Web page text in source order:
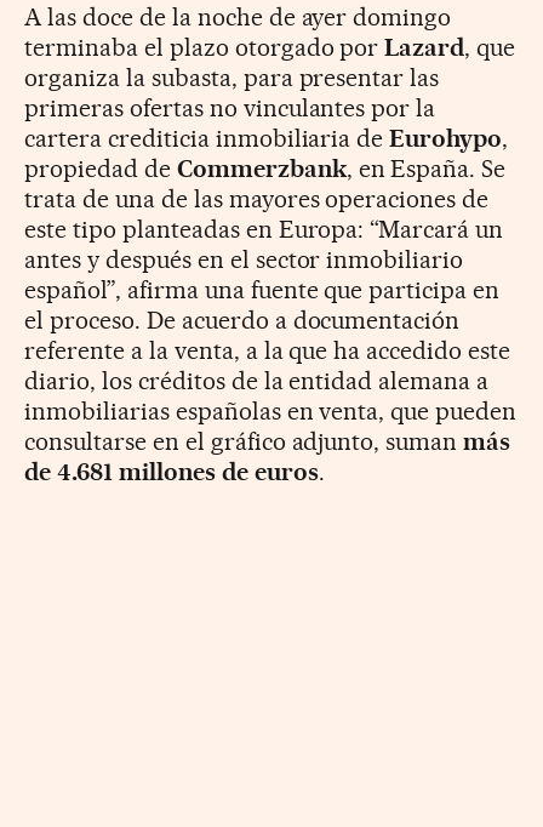
A las doce de la noche de ayer domingo
terminaba el plazo otorgado porLazard, que
organiza la subasta, para presentar las
primeras ofertas no vinculantes por la
cartera crediticia inmobiliaria deEurohypo,
propiedad de Commerzbank, en España. Se
trata de una de las mayores operaciones de
este tipo planteadas en Europa: “Marcará un
antes y después en el sector inmobiliario
español”, afirma una fuente que participa en
el proceso. De acuerdo a documentación
referente a la venta, a la que ha accedido este
diario, los créditos de la entidad alemana a
inmobiliarias españolas en venta, que pueden
consultarse en el gráfico adjunto, sumanmás
de 4.681 millones de euros.